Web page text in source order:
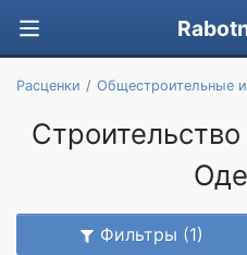
Расценки Общестроительные
Фильтры (1)